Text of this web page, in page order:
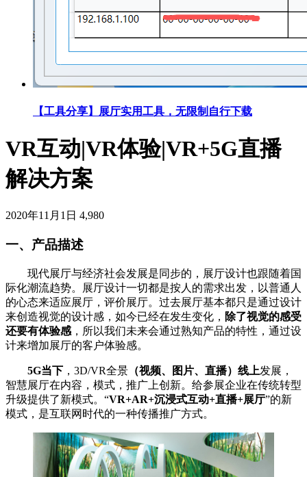
【工具分享】展厅实用工具，无限制自行下载
VR互动|VR体验|VR+5G直播
解决方案
2020年11月1日 4,980
一、产品描述
现代展厅与经济社会发展是同步的，展厅设计也跟随着国
际化潮流趋势。展厅设计一切都是按人的需求出发，以普通人
的心态来适应展厅，评价展厅。过去展厅基本都只是通过设计
来创造视觉的设计感，如今已经在发生变化， 除了视觉的感受
还要有体验感 ，所以我们未来会通过熟知产品的特性，通过设
计来增加展厅的客户体验感。
5G当下 ，3D/VR全景 （视频、图片、直播）线上发展，
智慧展厅在内容，模式，推广上创新。给参展企业在传统转型
升级提供了新模式。“VR+AR+沉浸式互动+直播+展厅”的新
模式，是互联网时代的一种传播推广方式。